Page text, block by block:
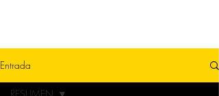
Entrada